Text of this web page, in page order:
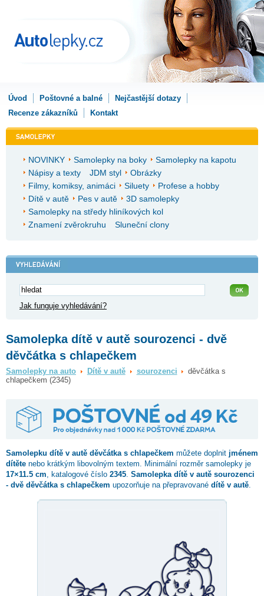
Úvod Poštovné a balné
Nejčastější dotazy
Recenze zákazníků
Kontakt
NOVINKY Samolepky na boky
Samolepky na kapotu
Nápisy a texty
JDM styl
Obrázky
Filmy, komiksy, animáci
Siluety
Profese a hobby
Dítě v autě
Pes v autě
3D samolepky
Samolepky na středy hliníkových kol
Znamení zvěrokruhu
Sluneční clony
Jak funguje vyhledávání?
Samolepka dítě v autě sourozenci - dvě
děvčátka s chlapečkem
Samolepky na auto Dítě v autě sourozenci
děvčátka s
chlapečkem (2345)
Samolepku dítě v autě děvčátka s chlapečkem můžete doplnit jménem
dítěte nebo krátkým libovolným textem. Minimální rozměr samolepky je
17×11.5 cm , katalogové číslo 2345 Samolepka dítě v autě sourozenci
- dvě děvčátka s chlapečkem upozorňuje na přepravované dítě v autě